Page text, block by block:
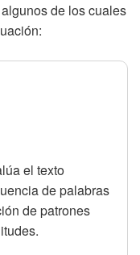
de los cuales
el texto
de palabras
de patrones